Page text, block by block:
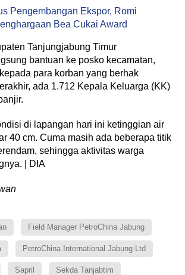
Pengembangan Ekspor, Romi
Bea Cukai Award
Tanjungjabung Timur
bantuan ke posko kecamatan,
para korban yang berhak
ada 1.712 Kepala Keluarga (KK)
di lapangan hari ini ketinggian air
40 cm. Cuma masih ada beberapa titik
sehingga aktivitas warga
| DIA
Field Manager PetroChina Jabung
PetroChina International Jabung Ltd
Sapril Sekda Tanjabtim